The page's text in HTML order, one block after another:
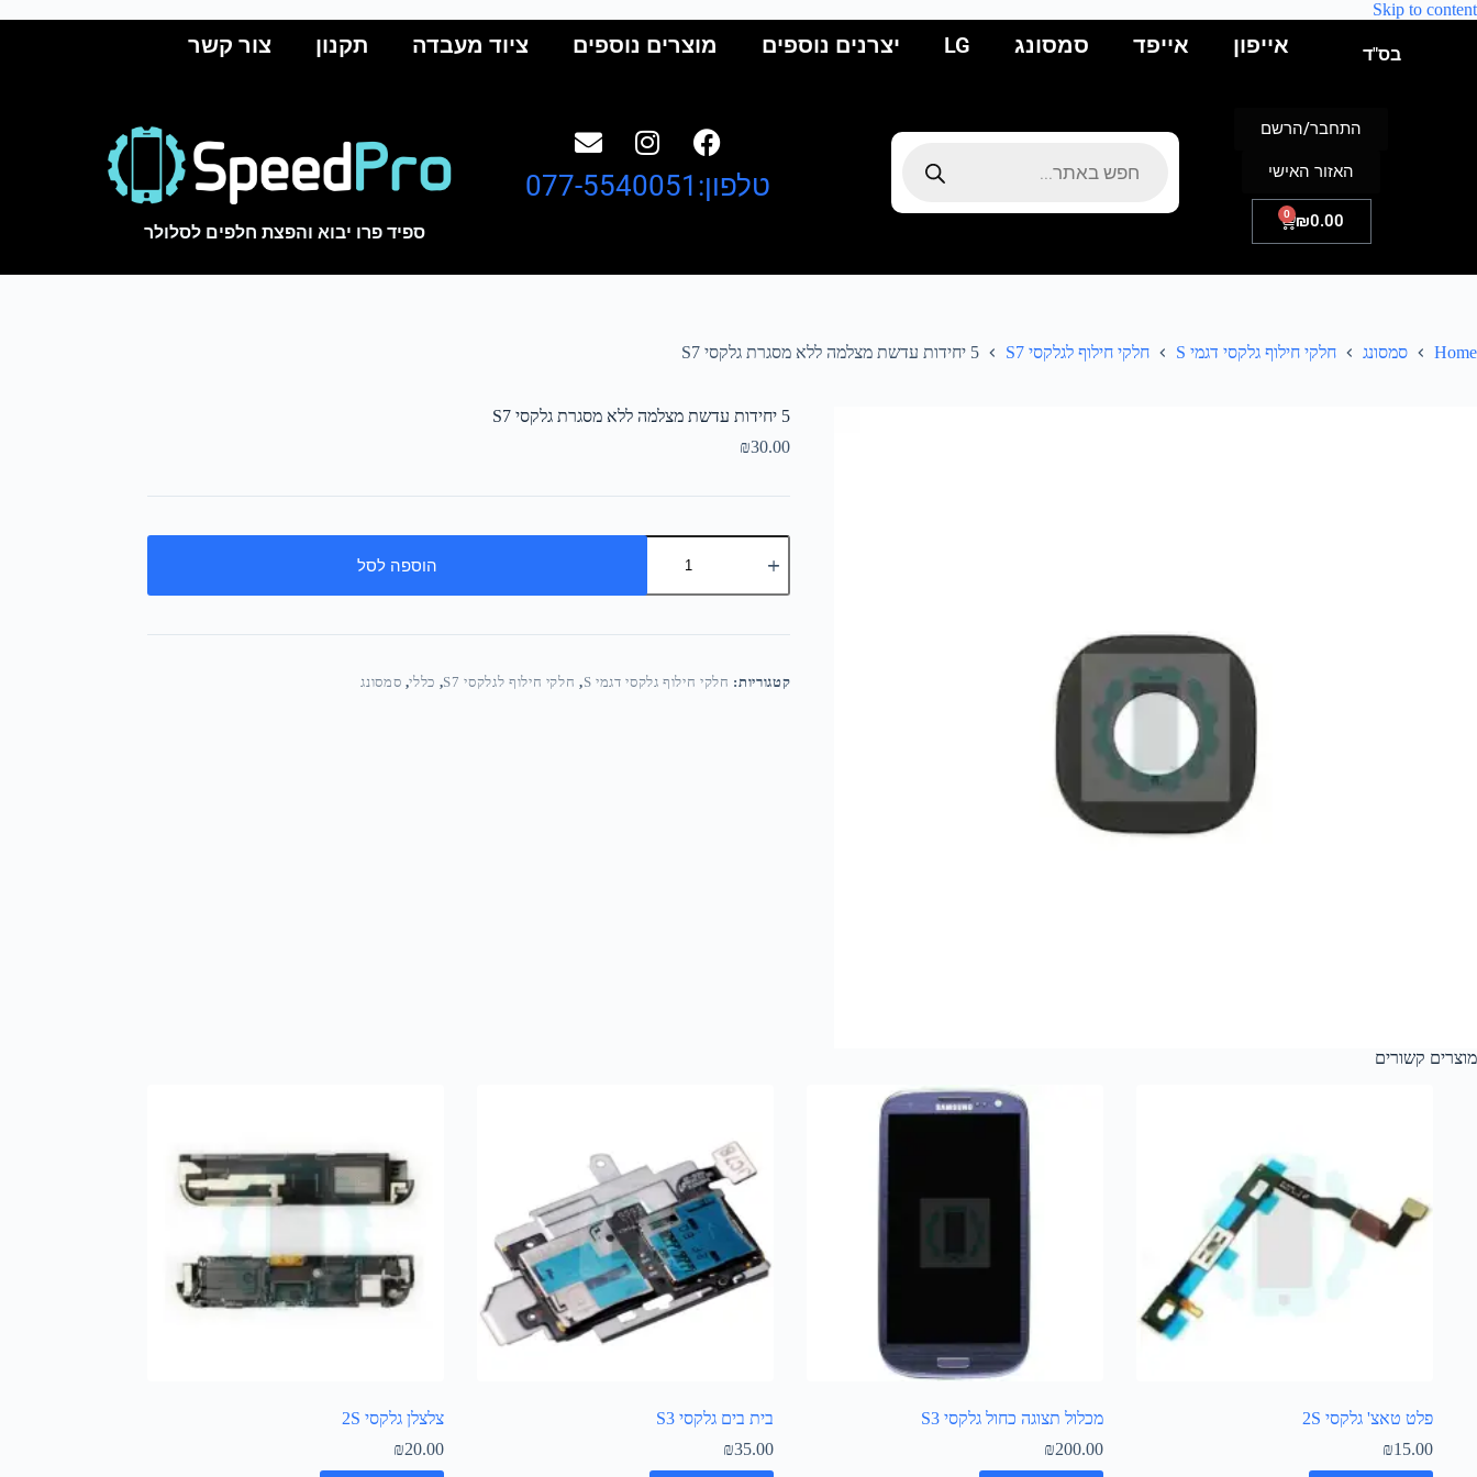
Skip to content
אייפון אייפד סמסונג LG יצרנים נוספים מוצרים נוספים ציוד מעבדה תקנון צור קשר בס"ד
₪0.00
0
התחבר/הרשם
האזור האישי
ספיד פרו יבוא והפצת חלפים לסלולר
טלפון:077-5540051
Home סמסונג חלקי חילוף גלקסי דגמי S חלקי חילוף לגלקסי S7 5 יחידות עדשת מצלמה ללא מסגרת גלקסי S7
5 יחידות עדשת מצלמה ללא מסגרת גלקסי S7
₪30.00
הוספה לסל
קטגוריות: חלקי חילוף גלקסי דגמי S , חלקי חילוף לגלקסי S7 , כללי, סמסונג
מוצרים קשורים
פלט טאצ' גלקסי 2S
₪15.00
מכלול תצוגה כחול גלקסי S3
₪200.00
בית בים גלקסי S3
₪35.00
צלצלן גלקסי 2S
₪20.00